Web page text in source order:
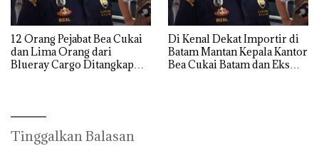
12 Orang Pejabat Bea Cukai
dan Lima Orang dari
Blueray Cargo Ditangkap
Di Kenal Dekat Importir di
Batam Mantan Kepala Kantor
Bea Cukai Batam dan Eks
Tinggalkan Balasan